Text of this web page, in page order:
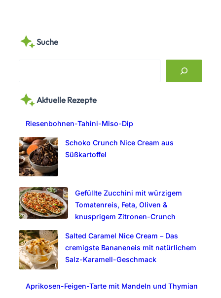
Suche
r
Aktuelle Rezepte
Riesenbohnen-Tahini-Miso-Dip
Schoko Crunch Nice Cream aus
Süßkartoffel
Gefüllte Zucchini mit würzigem
Tomatenreis, Feta, Oliven &
knusprigem Zitronen-Crunch
Salted Caramel Nice Cream – Das
cremigste Bananeneis mit natürlichem
Salz-Karamell-Geschmack
Aprikosen-Feigen-Tarte mit Mandeln und Thymian